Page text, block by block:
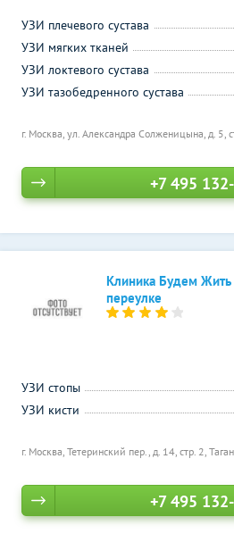
г. Москва, ул. Александра Солженицына, д. 5,
УЗИ плечевого сустава
УЗИ мягких тканей
УЗИ локтевого сустава
УЗИ тазобедренного сустава
+7 495
Клиника Будем Жить
переулке
г. Москва, Тетеринский пер., д. 14, стр. 2,
УЗИ стопы
УЗИ кисти
+7 495